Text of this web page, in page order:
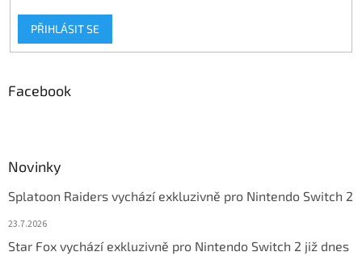
PŘIHLÁSIT SE
Facebook
Novinky
Splatoon Raiders vychází exkluzivně pro Nintendo Switch 2
23.7.2026
Star Fox vychází exkluzivně pro Nintendo Switch 2 již dnes